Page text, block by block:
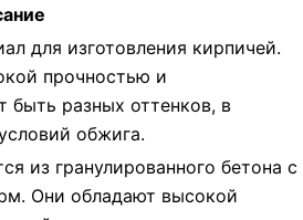
для изготовления кирпичей.
прочностью и
быть разных оттенков, в
обжига.
из гранулированного бетона с
Они обладают высокой